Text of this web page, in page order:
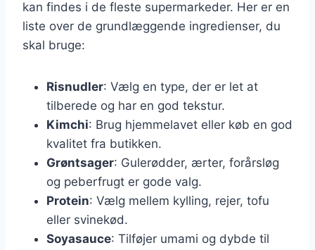
kan findes i de fleste supermarkeder. Her er en
liste over de grundlæggende ingredienser, du
skal bruge:
Risnudler: Vælg en type, der er let at
tilberede og har en god tekstur.
Kimchi: Brug hjemmelavet eller køb en god
kvalitet fra butikken.
Grøntsager: Gulerødder, ærter, forårsløg
og peberfrugt er gode valg.
Protein: Vælg mellem kylling, rejer, tofu
eller svinekød.
Soyasauce: Tilføjer umami og dybde til